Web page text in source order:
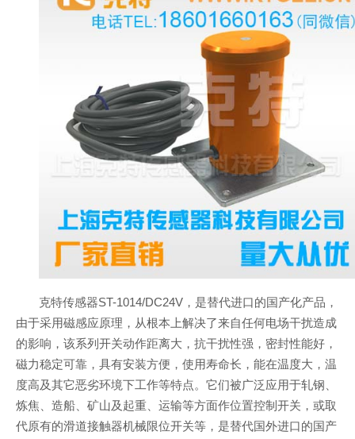
克特传感器ST-1014/DC24V，是替代进口的国产化产品，
由于采用磁感应原理，从根本上解决了来自任何电场干扰造成
的影响，该系列开关动作距离大，抗干扰性强，密封性能好，
磁力稳定可靠，具有安装方便，使用寿命长，能在温度大，温
度高及其它恶劣环境下工作等特点。它们被广泛应用于轧钢、
炼焦、造船、矿山及起重、运输等方面作位置控制开关，或取
代原有的滑道接触器机械限位开关等，是替代国外进口的国产